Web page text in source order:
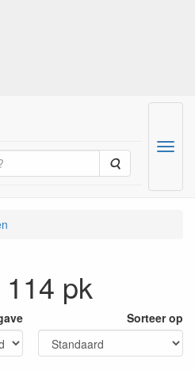
Zoeken
Menu
pk
Sorteer op